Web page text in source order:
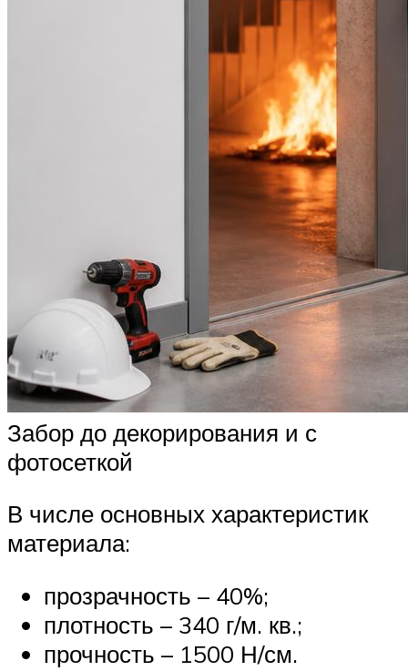
Забор до декорирования и с
фотосеткой
В числе основных характеристик
материала:
прозрачность – 40%;
плотность – 340 г/м. кв.;
прочность – 1500 Н/см.